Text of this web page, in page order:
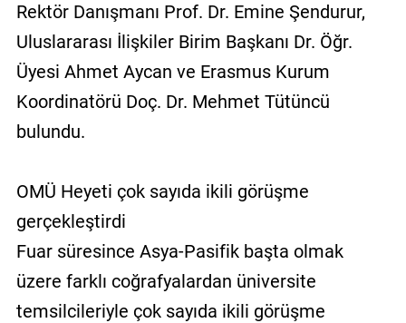
Rektör Danışmanı Prof. Dr. Emine Şendurur,
Uluslararası İlişkiler Birim Başkanı Dr. Öğr.
Üyesi Ahmet Aycan ve Erasmus Kurum
Koordinatörü Doç. Dr. Mehmet Tütüncü
bulundu.
OMÜ Heyeti çok sayıda ikili görüşme
gerçekleştirdi
Fuar süresince Asya-Pasifik başta olmak
üzere farklı coğrafyalardan üniversite
temsilcileriyle çok sayıda ikili görüşme